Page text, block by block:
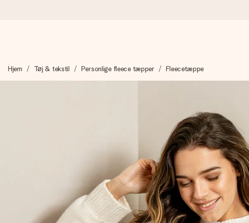
Vi laver din gave med omhu og sender den lynhurtigt – så du kan
Vores gaver inspirerer. Kunderne giver os 4,7 på Google Reviews.
Gratis kort med hilsen
Lav noget særligt i blot få trin – med hendes navn, et billede af dig
Hjem Tøj & tekstil Personlige fleece tæpper Fleecetæppe